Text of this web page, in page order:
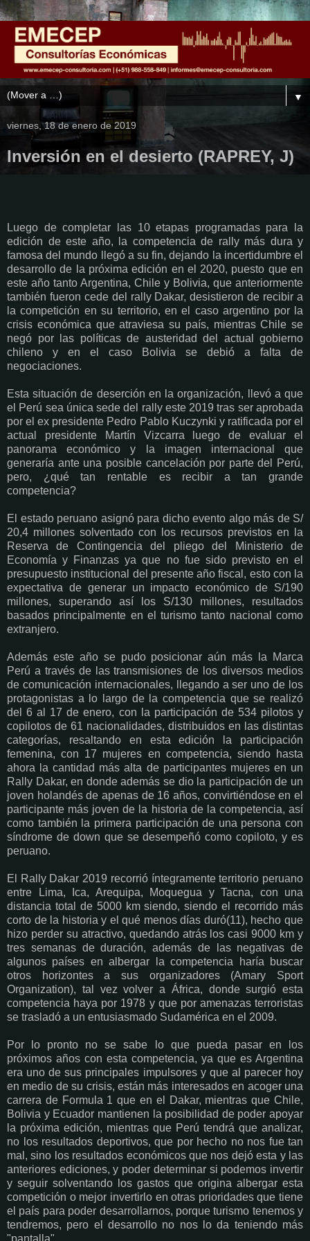
▼
viernes, 18 de enero de 2019
Inversión en el desierto (RAPREY, J)
Luego de completar las 10 etapas programadas para la
edición de este año, la competencia de rally más dura y
famosa del mundo llegó a su fin, dejando la incertidumbre el
desarrollo de la próxima edición en el 2020, puesto que en
este año tanto Argentina, Chile y Bolivia, que anteriormente
también fueron cede del rally Dakar, desistieron de recibir a
la competición en su territorio, en el caso argentino por la
crisis económica que atraviesa su país, mientras Chile se
negó por las políticas de austeridad del actual gobierno
chileno y en el caso Bolivia se debió a falta de
negociaciones.
Esta situación de deserción en la organización, llevó a que
el Perú sea única sede del rally este 2019 tras ser aprobada
por el ex presidente Pedro Pablo Kuczynki y ratificada por el
actual presidente Martín Vizcarra luego de evaluar el
panorama económico y la imagen internacional que
generaría ante una posible cancelación por parte del Perú,
pero, ¿qué tan rentable es recibir a tan grande
competencia?
El estado peruano asignó para dicho evento algo más de S/
20,4 millones solventado con los recursos previstos en la
Reserva de Contingencia del pliego del Ministerio de
Economía y Finanzas ya que no fue sido previsto en el
presupuesto institucional del presente año fiscal, esto con la
expectativa de generar un impacto económico de S/190
millones, superando así los S/130 millones, resultados
basados principalmente en el turismo tanto nacional como
extranjero.
Además este año se pudo posicionar aún más la Marca
Perú a través de las transmisiones de los diversos medios
de comunicación internacionales, llegando a ser uno de los
protagonistas a lo largo de la competencia que se realizó
del 6 al 17 de enero, con la participación de 534 pilotos y
copilotos de 61 nacionalidades, distribuidos en las distintas
categorías, resaltando en esta edición la participación
femenina, con 17 mujeres en competencia, siendo hasta
ahora la cantidad más alta de participantes mujeres en un
Rally Dakar, en donde además se dio la participación de un
joven holandés de apenas de 16 años, convirtiéndose en el
participante más joven de la historia de la competencia, así
como también la primera participación de una persona con
síndrome de down que se desempeñó como copiloto, y es
peruano.
El Rally Dakar 2019 recorrió íntegramente territorio peruano
entre Lima, Ica, Arequipa, Moquegua y Tacna, con una
distancia total de 5000 km siendo, siendo el recorrido más
corto de la historia y el qué menos días duró(11), hecho que
hizo perder su atractivo, quedando atrás los casi 9000 km y
tres semanas de duración, además de las negativas de
algunos países en albergar la competencia haría buscar
otros horizontes a sus organizadores (Amary Sport
Organization), tal vez volver a África, donde surgió esta
competencia haya por 1978 y que por amenazas terroristas
se trasladó a un entusiasmado Sudamérica en el 2009.
Por lo pronto no se sabe lo que pueda pasar en los
próximos años con esta competencia, ya que es Argentina
era uno de sus principales impulsores y que al parecer hoy
en medio de su crisis, están más interesados en acoger una
carrera de Formula 1 que en el Dakar, mientras que Chile,
Bolivia y Ecuador mantienen la posibilidad de poder apoyar
la próxima edición, mientras que Perú tendrá que analizar,
no los resultados deportivos, que por hecho no nos fue tan
mal, sino los resultados económicos que nos dejó esta y las
anteriores ediciones, y poder determinar si podemos invertir
y seguir solventando los gastos que origina albergar esta
competición o mejor invertirlo en otras prioridades que tiene
el país para poder desarrollarnos, porque turismo tenemos y
tendremos, pero el desarrollo no nos lo da teniendo más
"pantalla".